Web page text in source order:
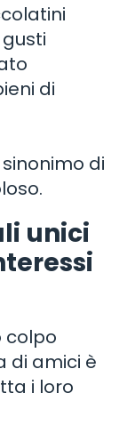
di
di
unici
colpo
di amici è
i loro